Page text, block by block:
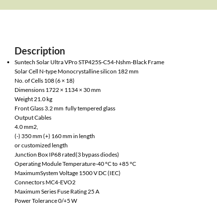
Description
Suntech Solar Ultra VPro STP425S-C54-Nshm-Black Frame
Solar Cell N-type Monocrystalline silicon 182 mm
No. of Cells 108 (6 × 18)
Dimensions 1722 × 1134 × 30 mm
Weight 21.0 kg
Front Glass 3.2 mm fully tempered glass
Output Cables
4.0 mm2,
(-) 350 mm (+) 160 mm in length
or customized length
Junction Box IP68 rated(3 bypass diodes)
Operating Module Temperature-40 °C to +85 °C
MaximumSystem Voltage 1500 V DC (IEC)
Connectors MC4-EVO2
Maximum Series Fuse Rating 25 A
Power Tolerance 0/+5 W